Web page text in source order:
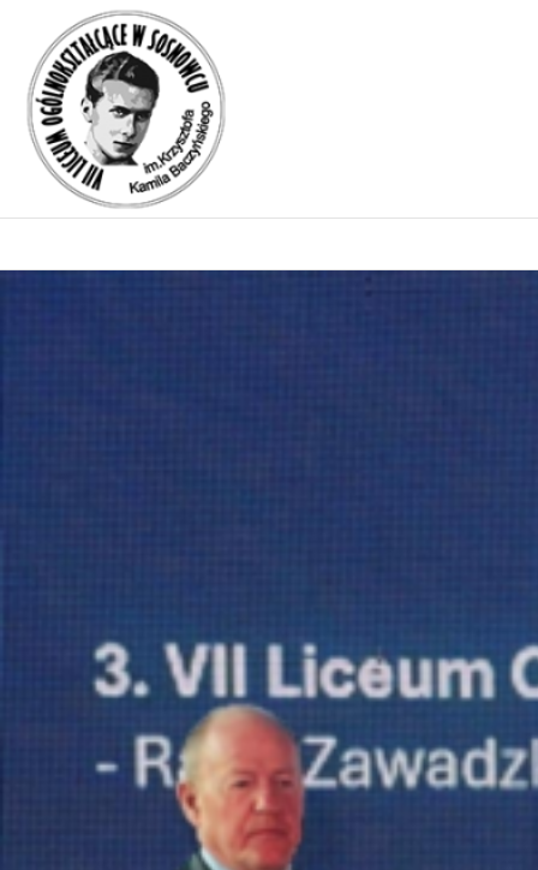
Miesiąc:październik 2024
Sportowe podsumowanie roku
szkolnego 2023/2024.